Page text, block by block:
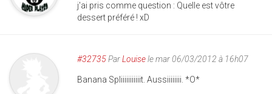
j'ai pris comme question : Quelle est vôtre
dessert préféré ! xD
#32735ParLouisele mar 06/03/2012 à 16h07
Banana Spliiiiiiiiiiit. Aussiiiiiiii. *O*